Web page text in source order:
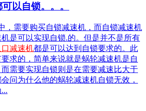
以自锁。。。
需要购买自锁减速机，而自锁减速机
是可以实现自锁.的。但是并不是所有
减速机都是可以达到自锁要求的。此
求的，简单来说就是蜗轮减速机是自
需要实现自锁则是在需要减速比大于
问为什么他的蜗轮减速机自锁无效，